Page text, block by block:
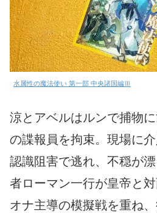
水属性の魔法使い 第一部 中央諸国編Ⅲ
涼とアベルはルンで捕物
の諜報員を拘束。現場に
認識阻害で逃れ、不穏が
者ローマン一行が皇帝と
オナ主導の模擬戦を重ね